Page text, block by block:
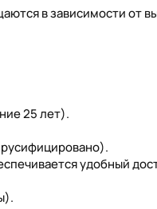
в зависимости от
25 лет).
удобный